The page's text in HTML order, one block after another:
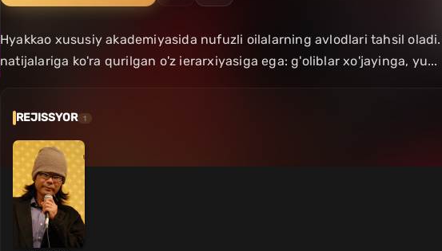
Hyakkao xususiy akademiyasida nufuzli oilalarning avlodlari tahsil
natijalariga ko'ra qurilgan o'z ierarxiyasiga ega: g'oliblar xo'jayinga, yu...
REJISSYOR 1